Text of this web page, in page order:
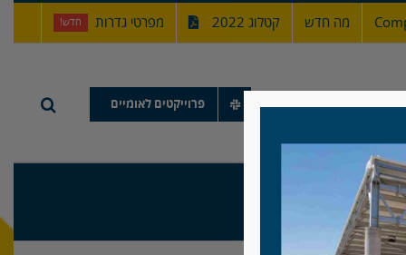
מה חדש קטלוג 2022 מפרטי גדרות חדש!
תיק עבודות פרוייקטים לאומיים
יזרעאל